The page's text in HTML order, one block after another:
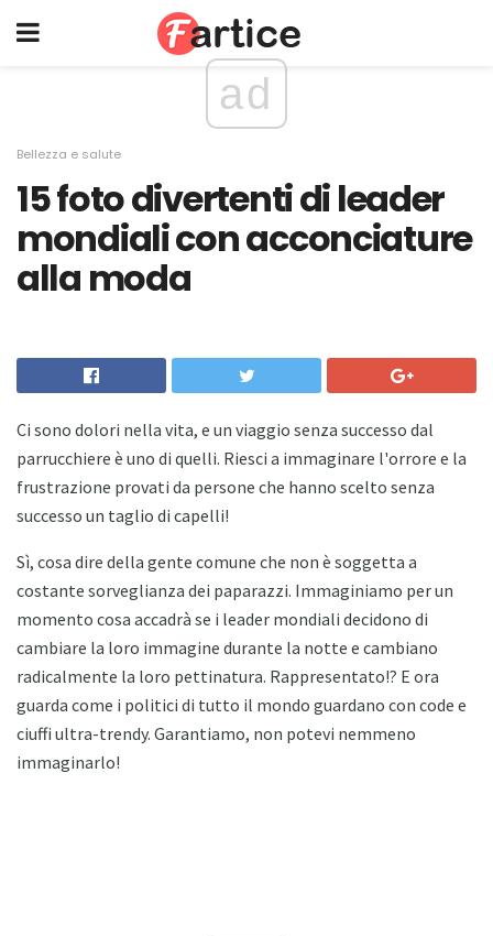
ad
Bellezza e salute
15 foto divertenti di leader
mondiali con acconciature
alla moda
Ci sono dolori nella vita, e un viaggio senza successo dal
parrucchiere è uno di quelli. Riesci a immaginare l'orrore e la
frustrazione provati da persone che hanno scelto senza
successo un taglio di capelli!
Sì, cosa dire della gente comune che non è soggetta a
costante sorveglianza dei paparazzi. Immaginiamo per un
momento cosa accadrà se i leader mondiali decidono di
cambiare la loro immagine durante la notte e cambiano
radicalmente la loro pettinatura. Rappresentato!? E ora
guarda come i politici di tutto il mondo guardano con code e
ciuffi ultra-trendy. Garantiamo, non potevi nemmeno
immaginarlo!